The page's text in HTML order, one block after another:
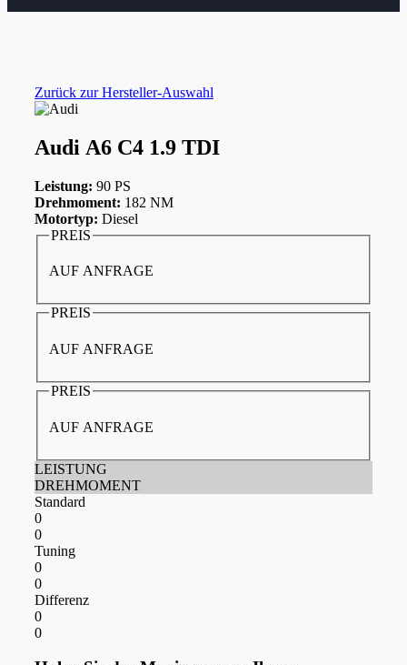
Zurück zur Hersteller-Auswahl
Audi A6 C4 1.9 TDI
Leistung: 90 PS
Drehmoment: 182 NM
Motortyp: Diesel
PREIS
AUF ANFRAGE
PREIS
AUF ANFRAGE
PREIS
AUF ANFRAGE
LEISTUNG
DREHMOMENT
Standard
0
0
Tuning
0
0
Differenz
0
0